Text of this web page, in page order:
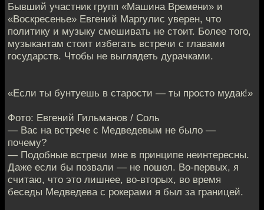
Бывший участник групп «Машина Времени» и
«Воскресенье» Евгений Маргулис уверен, что
политику и музыку смешивать не стоит. Более того,
музыкантам стоит избегать встречи с главами
государств. Чтобы не выглядеть дурачками.
«Если ты бунтуешь в старости — ты просто мудак!»
Фото: Евгений Гильманов / Соль
— Вас на встрече с Медведевым не было —
почему?
— Подобные встречи мне в принципе неинтересны.
Даже если бы позвали — не пошел. Во-первых, я
считаю, что это лишнее, во-вторых, во время
беседы Медведева с рокерами я был за границей.